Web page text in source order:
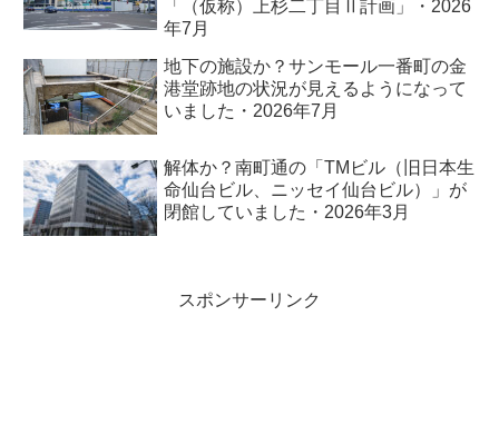
「（仮称）上杉二丁目Ⅱ計画」・2026
年7月
地下の施設か？サンモール一番町の金
港堂跡地の状況が見えるようになって
いました・2026年7月
解体か？南町通の「TMビル（旧日本生
命仙台ビル、ニッセイ仙台ビル）」が
閉館していました・2026年3月
スポンサーリンク